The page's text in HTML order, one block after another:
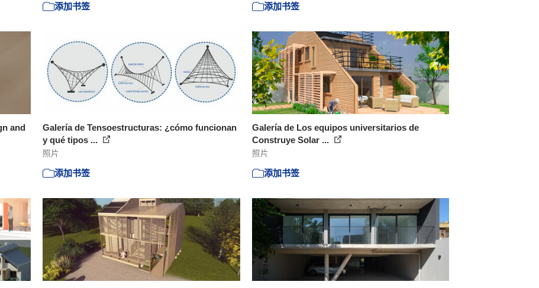
添加书签 添加书签
and
Galería de Tensoestructuras: ¿cómo funcionan
y qué tipos ...
照片
添加书签
Galería de Los equipos universitarios de
Construye Solar ...
照片
添加书签